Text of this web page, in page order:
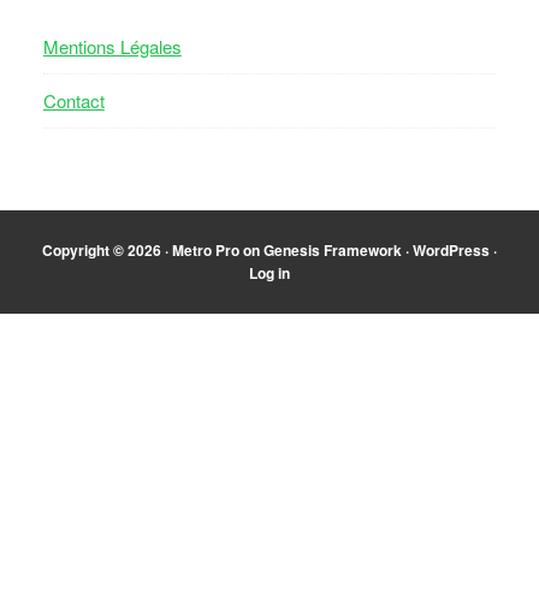
Mentions Légales
Contact
Copyright © 2026 ·Metro ProonGenesis Framework ·WordPress ·
Log in